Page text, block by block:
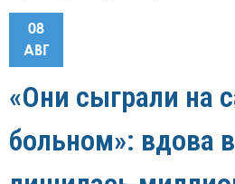
08
АВГ
«Они сыграли на
больном»: вдова